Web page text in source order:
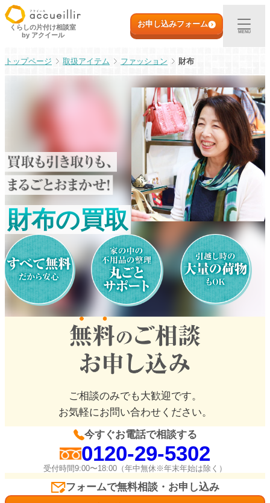
内
容
キ
初めての方へ
出張買取
宅配買取
店頭買取
取扱アイテム
店舗一覧
よくある質問
お問い合わせ
0120-29-5302
受付時間9:00〜18:00（年中無休※年末年始は除く）
お申し込みフォーム
くらしの片付け相談室
by アクイール
お申し込みフォーム
MENU
取扱アイテム ファッション 財布
財布の買取
ご相談のみでも大歓迎です。
お気軽にお問い合わせください。
今すぐお電話で相談する
0120-29-5302
受付時間9:00〜18:00（年中無休※年末年始は除く）
フォームで無料相談・お申し込み